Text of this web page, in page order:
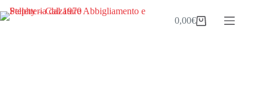
al
Carrello
0,00€